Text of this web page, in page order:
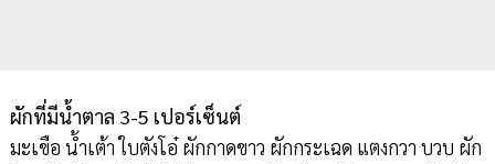
ผักที่มีน้ำตาล 3-5 เปอร์เซ็นต์
มะเขือ น้ำเต้า ใบตังโอ๋ ผักกาดขาว ผักกระเฉด แตงกวา บวบ ผัก